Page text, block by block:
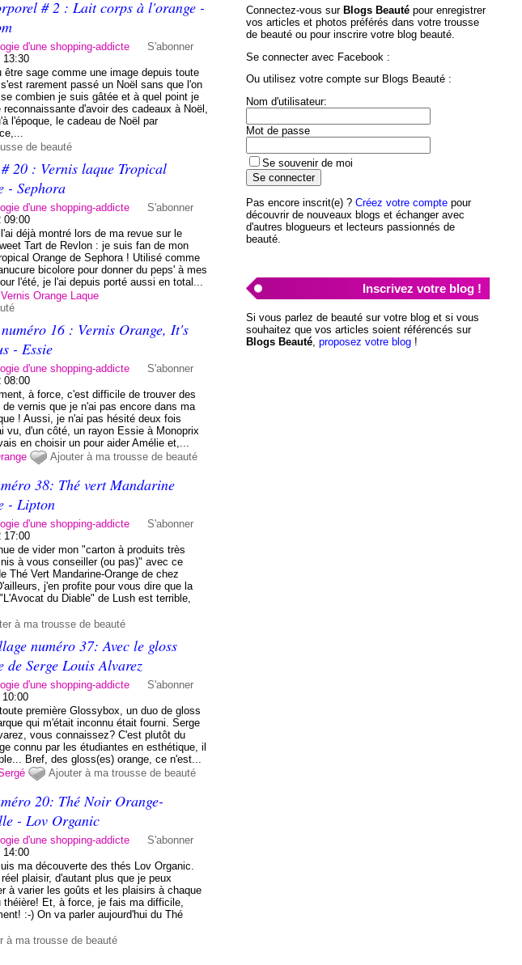
# 2 : Lait corps à l'orange -
d'une shopping-addicte
S'abonner
13:30
être sage comme une image depuis toute
rarement passé un Noël sans que l'on
combien je suis gâtée et à quel point je
reconnaissante d'avoir des cadeaux à Noël,
l'époque, le cadeau de Noël par
de beauté
20 : Vernis laque Tropical
- Sephora
d'une shopping-addicte
S'abonner
09:00
déjà montré lors de ma revue sur le
Tart de Revlon : je suis fan de mon
Orange de Sephora ! Utilisé comme
bicolore pour donner du peps' à mes
l'été, je l'ai depuis porté aussi en total...
Vernis Orange
Laque
16 : Vernis Orange, It's
- Essie
d'une shopping-addicte
S'abonner
08:00
à force, c'est difficile de trouver des
de vernis que je n'ai pas encore dans ma
! Aussi, je n'ai pas hésité deux fois
vu, d'un côté, un rayon Essie à Monoprix
en choisir un pour aider Amélie et,...
Ajouter à ma trousse de beauté
38: Thé vert Mandarine
- Lipton
d'une shopping-addicte
S'abonner
17:00
de vider mon "carton à produits très
à vous conseiller (ou pas)" avec ce
Thé Vert Mandarine-Orange de chez
j'en profite pour vous dire que la
du Diable" de Lush est terrible,
à ma trousse de beauté
numéro 37: Avec le gloss
de Serge Louis Alvarez
d'une shopping-addicte
S'abonner
10:00
première Glossybox, un duo de gloss
qui m'était inconnu était fourni. Serge
vous connaissez? C'est plutôt du
connu par les étudiantes en esthétique, il
Bref, des gloss(es) orange, ce n'est...
Ajouter à ma trousse de beauté
20: Thé Noir Orange-
- Lov Organic
d'une shopping-addicte
S'abonner
14:00
ma découverte des thés Lov Organic.
plaisir, d'autant plus que je peux
à varier les goûts et les plaisirs à chaque
théière! Et, à force, je fais ma difficile,
:-) On va parler aujourd'hui du Thé
à ma trousse de beauté
Connectez-vous sur Blogs Beautépour enregistrer
vos articles et photos préférés dans votre trousse
de beauté ou pour inscrire votre blog beauté.
Se connecter avec Facebook :
Ou utilisez votre compte sur Blogs Beauté :
Nom d'utilisateur:
Mot de passe
Se souvenir de moi
Pas encore inscrit(e) ? Créez votre comptepour
découvrir de nouveaux blogs et échanger avec
d'autres blogueurs et lecteurs passionnés de
beauté.
Inscrivez votre blog !
Si vous parlez de beauté sur votre blog et si vous
souhaitez que vos articles soient référencés sur
Blogs Beauté, proposez votre blog!